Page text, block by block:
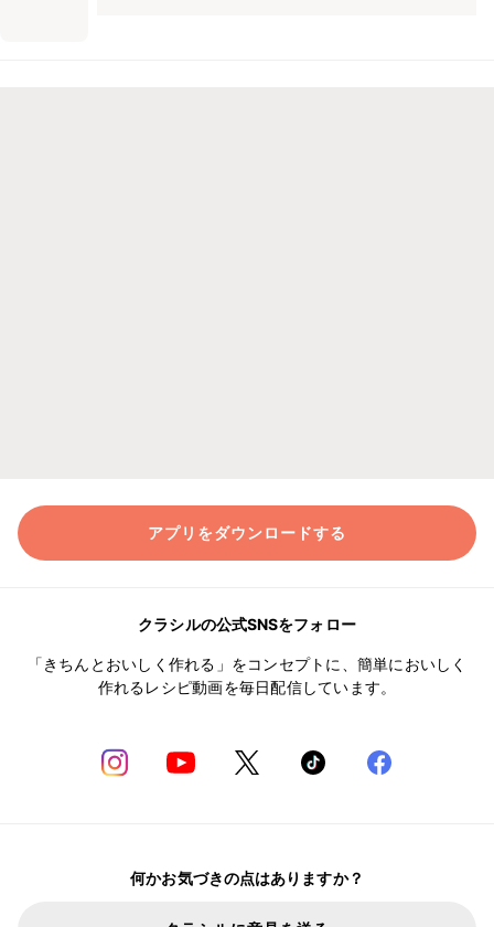
アプリをダウンロードする
クラシルの公式SNSをフォロー
「きちんとおいしく作れる」をコンセプトに、簡単においしく
作れるレシピ動画を毎日配信しています。
何かお気づきの点はありますか？